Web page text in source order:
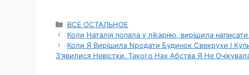
Categories
ВСЕ ОСТАЛЬНОЕ
Коли Наталія попала у ліkарню, вирішила
Коли Я Вирішила Nродати Будинок Свекрухи І
З’явилися Невістки. Такого Нах Абства Я Не